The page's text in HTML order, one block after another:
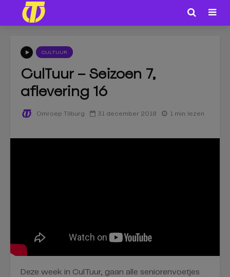
CULTUUR
CulTuur – Seizoen 7,
aflevering 16
Omroep Tilburg 31 december 2018 1 min. lezen
Deze week in CulTuur, gaan alle seniorenvoetjes